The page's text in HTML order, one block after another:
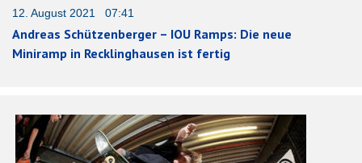
12. August 2021 07:41
Andreas Schützenberger – IOU Ramps: Die neue
Miniramp in Recklinghausen ist fertig